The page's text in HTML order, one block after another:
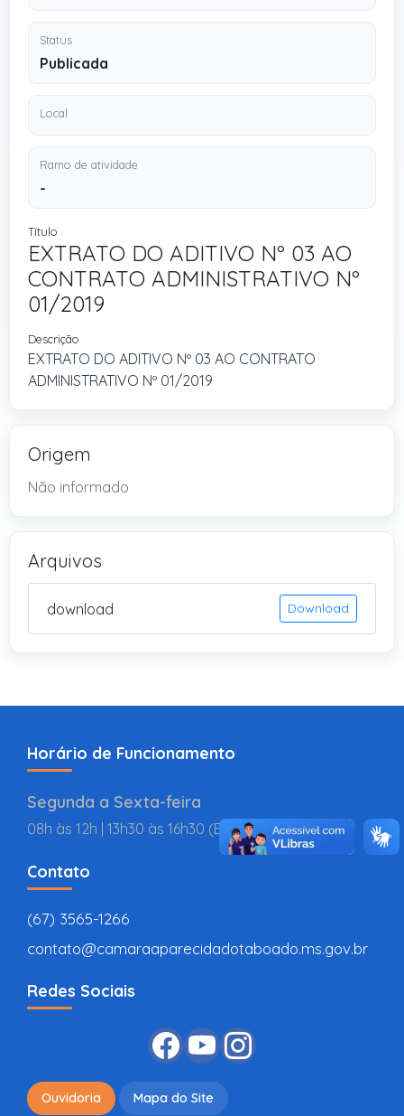
Status
Publicada
Local
Ramo de atividade
-
Título
EXTRATO DO ADITIVO Nº 03 AO
CONTRATO ADMINISTRATIVO Nº
01/2019
Descrição
EXTRATO DO ADITIVO Nº 03 AO CONTRATO
ADMINISTRATIVO Nº 01/2019
Origem
Não informado
Arquivos
download Download
Horário de Funcionamento
Segunda a Sexta-feira
08h às 12h | 13h30 às 16h30 (BR
Contato
(67) 3565-1266
contato@camaraaparecidadotaboado.ms.gov.br
Redes Sociais
Ouvidoria Mapa do Site